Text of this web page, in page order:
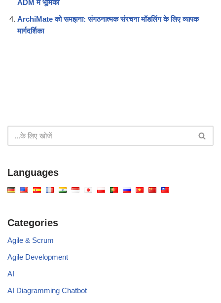
ADM में भूमिका
ArchiMate को समझना: संगठनात्मक संरचना मॉडलिंग के लिए व्यापक
मार्गदर्शिका
Languages
Categories
Agile & Scrum
Agile Development
AI
AI Diagramming Chatbot